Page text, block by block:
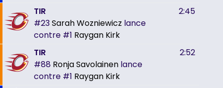
TIR
#23Sarah Wozniewicz lance
contre #1 Raygan Kirk
2:45
TIR
#88 Ronja Savolainen lance
contre #1 Raygan Kirk
2:52